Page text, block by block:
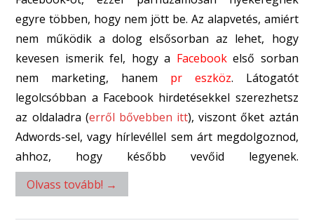
egyre többen, hogy nem jött be. Az alapvetés, amiért
nem működik a dolog elsősorban az lehet, hogy
kevesen ismerik fel, hogy a Facebookelső sorban
nem marketing, hanem pr eszköz. Látogatót
legolcsóbban a Facebook hirdetésekkel szerezhetsz
az oldaladra (erről bővebben itt), viszont őket aztán
Adwords-sel, vagy hírlevéllel sem árt megdolgoznod,
ahhoz, hogy később vevőid legyenek.
Olvass tovább! →